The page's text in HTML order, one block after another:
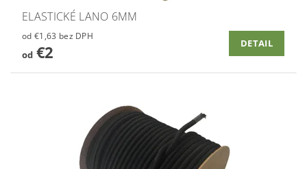
ELASTICKÉ LANO 6MM
od €1,63 bez DPH
od€2 DETAIL